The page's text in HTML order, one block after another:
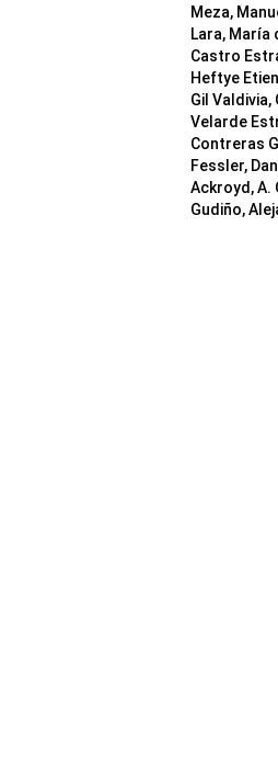
Meza,
Lara, María
Castro
Heftye
Gil
Velarde
Contreras
Fessler,
Ackroyd, A.
Gudiño,